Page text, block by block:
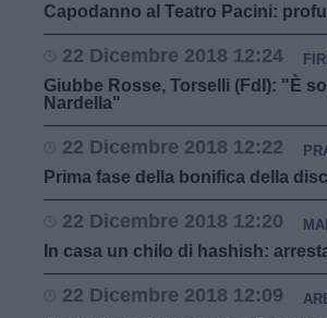
Capodanno al Teatro Pacini:
22 Dicembre 2018 12:24
Giubbe Rosse, Torselli (FdI): "È
Nardella"
22 Dicembre 2018 12:22
Prima fase della bonifica della
22 Dicembre 2018 12:20
In casa un chilo di hashish:
22 Dicembre 2018 12:09